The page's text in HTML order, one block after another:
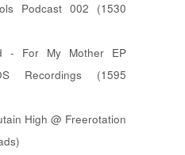
Podcast 002 (1530
- For My Mother EP
Recordings (1595
High @ Freerotation